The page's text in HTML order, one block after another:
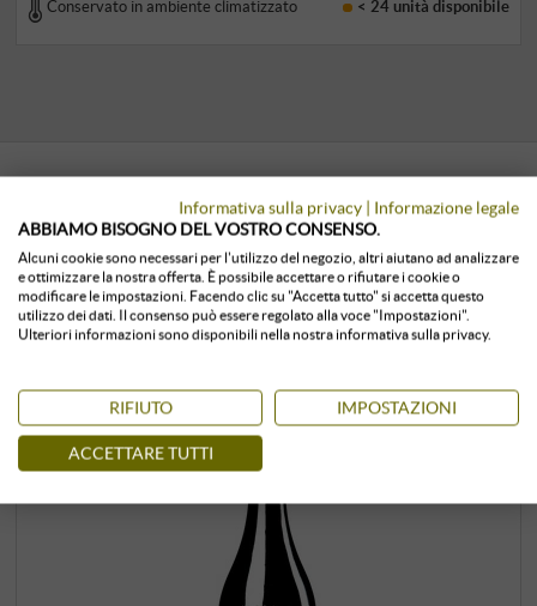
Conservato in ambiente climatizzato < 24 unità disponibile
I CLIENTI CHE HANNO ACQUISTATO
QUESTO PRODOTTO, HANNO
ACQUISTATO ANCHE:
Informativa sulla privacy | Informazione legale
ABBIAMO BISOGNO DEL VOSTRO CONSENSO.
Alcuni cookie sono necessari per l'utilizzo del negozio, altri aiutano ad analizzare
e ottimizzare la nostra offerta. È possibile accettare o rifiutare i cookie o
modificare le impostazioni. Facendo clic su "Accetta tutto" si accetta questo
utilizzo dei dati. Il consenso può essere regolato alla voce "Impostazioni".
Ulteriori informazioni sono disponibili nella nostra informativa sulla privacy.
RIFIUTO IMPOSTAZIONI
ACCETTARE TUTTI